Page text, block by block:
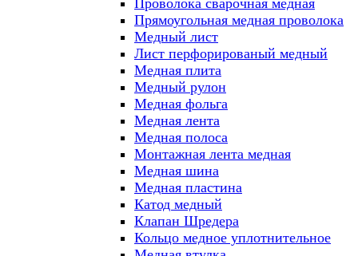
Проволока сварочная медная
Прямоугольная медная проволока
Медный лист
Лист перфорированый медный
Медная плита
Медный рулон
Медная фольга
Медная лента
Медная полоса
Монтажная лента медная
Медная шина
Медная пластина
Катод медный
Клапан Шредера
Кольцо медное уплотнительное